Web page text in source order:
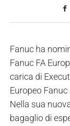
Fanuc ha
Fanuc FA
carica di
Europeo Fanuc
Nella sua
bagaglio di